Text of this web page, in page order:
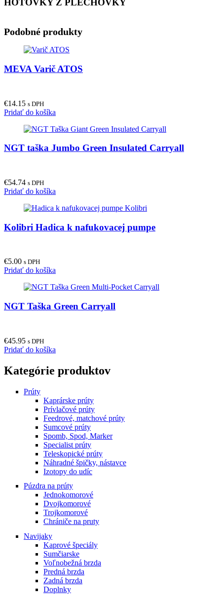
HOTOVKY Z PLECHOVKY
Podobné produkty
MEVA Varič ATOS
€14.15 s DPH
Pridať do košíka
NGT taška Jumbo Green Insulated Carryall
€54.74 s DPH
Pridať do košíka
Kolibri Hadica k nafukovacej pumpe
€5.00 s DPH
Pridať do košíka
NGT Taška Green Carryall
€45.95 s DPH
Pridať do košíka
Kategórie produktov
Prúty
Kaprárske prúty
Prívlačové prúty
Feedrové, matchové prúty
Sumcové prúty
Spomb, Spod, Marker
Specialist prúty
Teleskopické prúty
Náhradné špičky, nástavce
Izotopy do udíc
Púzdra na prúty
Jednokomorové
Dvojkomorové
Trojkomorové
Chrániče na pruty
Navijaky
Kaprové špeciály
Sumčiarske
Voľnobežná brzda
Predná brzda
Zadná brzda
Doplnky